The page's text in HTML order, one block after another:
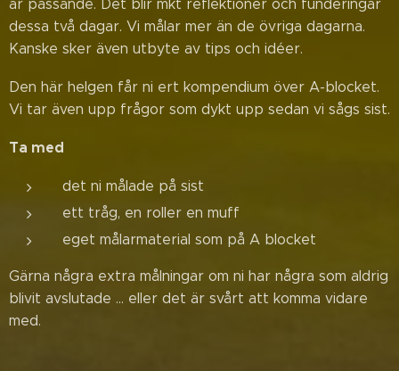
är passande. Det blir mkt reflektioner och funderingar
dessa två dagar. Vi målar mer än de övriga dagarna.
Kanske sker även utbyte av tips och idéer.
Den här helgen får ni ert kompendium över A-blocket.
Vi tar även upp frågor som dykt upp sedan vi sågs sist.
Ta med
det ni målade på sist
ett tråg, en roller en muff
eget målarmaterial som på A blocket
Gärna några extra målningar om ni har några som aldrig
blivit avslutade … eller det är svårt att komma vidare
med.